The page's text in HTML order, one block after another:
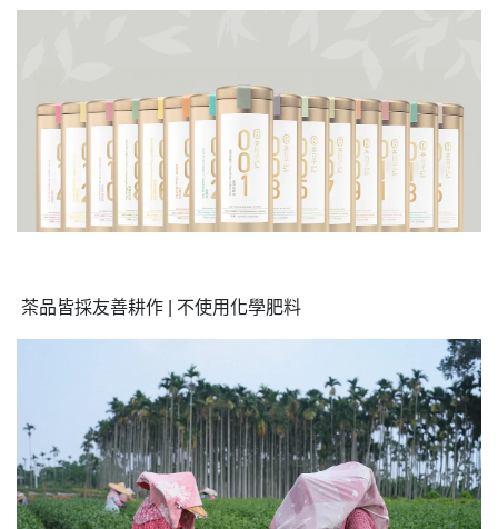
茶品皆採友善耕作 | 不使用化學肥料